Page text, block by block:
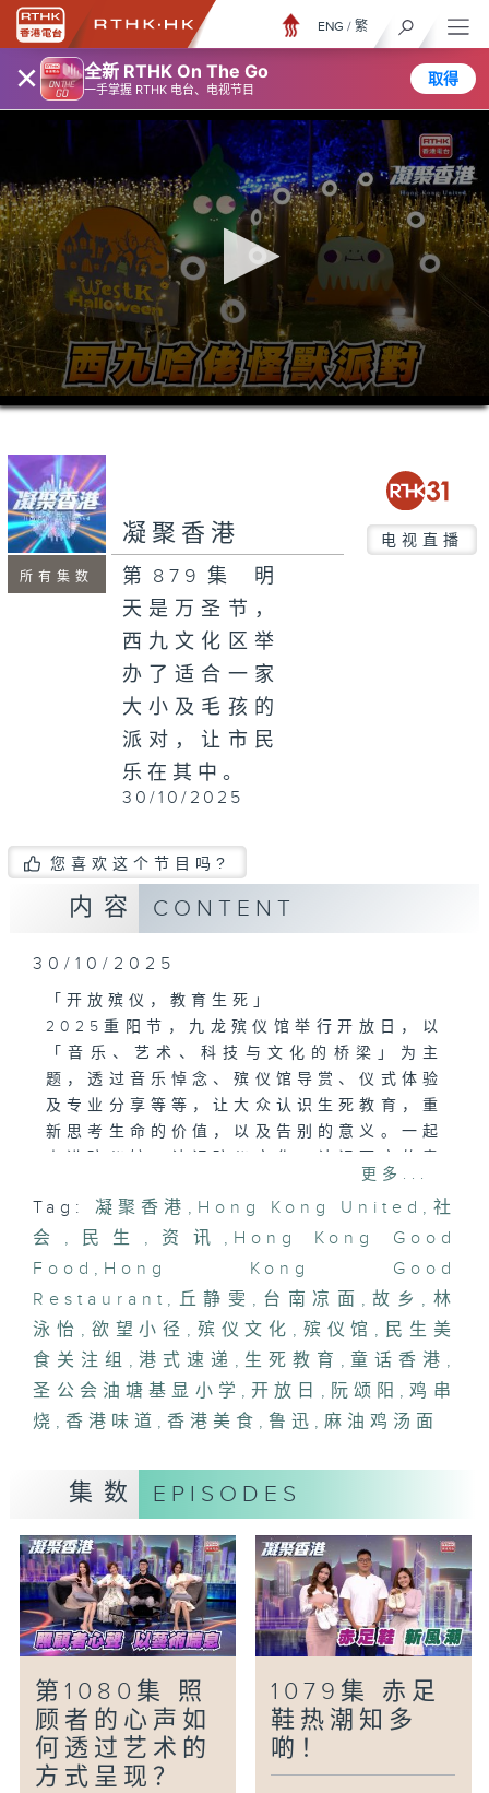
× 全新 RTHK On The Go
一手掌握 RTHK 电台、电视节目
取得
ENG / 繁
0
seconds
minutes,
7
seconds
所有集数
凝聚香港 电视直播
第879集 明
天是万圣节，
西九文化区举
办了适合一家
大小及毛孩的
派对，让市民
乐在其中。
30/10/2025
您喜欢这个节目吗?
内容 CONTENT
30/10/2025
「开放殡仪，教育生死」
2025重阳节，九龙殡仪馆举行开放日，以
「音乐、艺术、科技与文化的桥梁」为主
题，透过音乐悼念、殡仪馆导赏、仪式体验
及专业分享等等，让大众认识生死教育，重
新思考生命的价值，以及告别的意义。一起
「西九哈佬怪兽派对」
今日是万圣节，本港很多地方都举行庆祝活
动，其中西九文化区就有「西九哈佬怪兽派
以及多个打卡位，无论是一家大小、还是毛
孩都可以乐在其中。
「香港美食-民生美食关注组-炮台山美食游
今集炮台山美食游，〈民生美食关注组〉带
大家去到台式小食店品尝风味十足的台南凉
功架十足的鸡串烧，一尝各种鸡的罕有部
位！
「童话香港-欲望小径」
鲁迅的经典小说《故乡》曾道：「其实地上
本没有路，走的人多了，也便成了路。」小
朋友知道什么是「欲望小径」？他们会选择
行大路还是捷径？
更多...
Tag: 凝聚香港 , Hong Kong United , 社
会 , 民生 , 资讯 , Hong Kong Good
Food , Hong Kong Good
Restaurant , 丘静雯 , 台南凉面 , 故乡 , 林
泳怡 , 欲望小径 , 殡仪文化 , 殡仪馆 , 民生美
食关注组 , 港式速递 , 生死教育 , 童话香港 ,
圣公会油塘基显小学 , 开放日 , 阮颂阳 ,鸡串
烧 , 香港味道 , 香港美食 ,鲁迅 ,麻油鸡汤面
集数 EPISODES
第1080集 照
顾者的心声如
何透过艺术的
方式呈现？
1079集 赤足
鞋热潮知多
啲！